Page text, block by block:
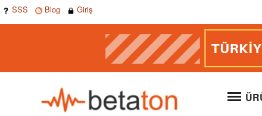
SSS Blog Giriş